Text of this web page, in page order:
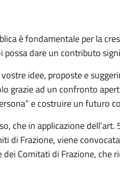
è fondamentale per la
dare un contributo
idee, proposte e
grazie ad un confronto
e costruire un futuro
che in applicazione dell’art.
di Frazione, viene
Comitati di Frazione, che